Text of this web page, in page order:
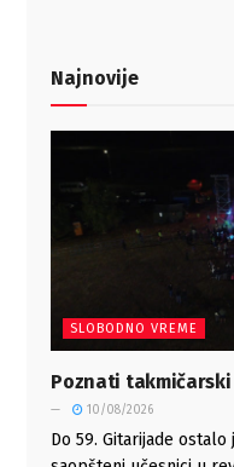
Najnovije
SLOBODNO VREME
Poznati
10/08/2026
Do 59. Gitarijade